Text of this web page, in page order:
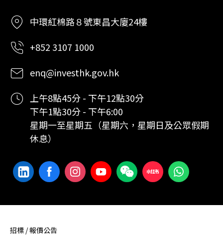
中環紅棉路８號東昌大廈24樓
+852 3107 1000
enq@investhk.gov.hk
上午8點45分 - 下午12點30分
下午1點30分 - 下午6:00
星期一至星期五（星期六，星期日及公眾假期
休息）
招標 / 報價公告